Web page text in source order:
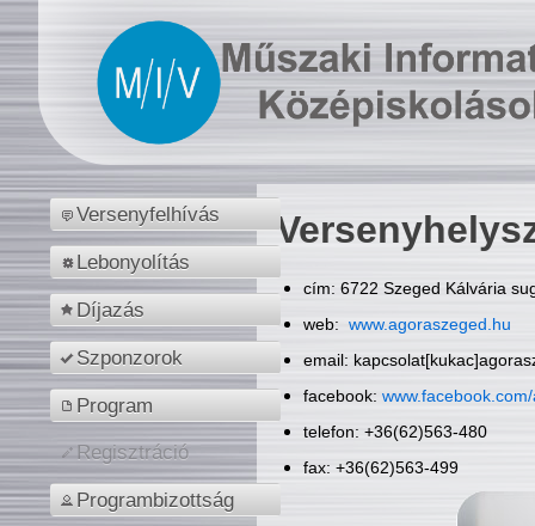
Versenyfelhívás
Lebonyolítás
Díjazás
Szponzorok
Program
Regisztráció
Programbizottság
cím: 6722 Szeged Kálvária
web: www.agoraszeged.hu
email:
facebook:
telefon: +36(62)563-480
fax: +36(62)563-499